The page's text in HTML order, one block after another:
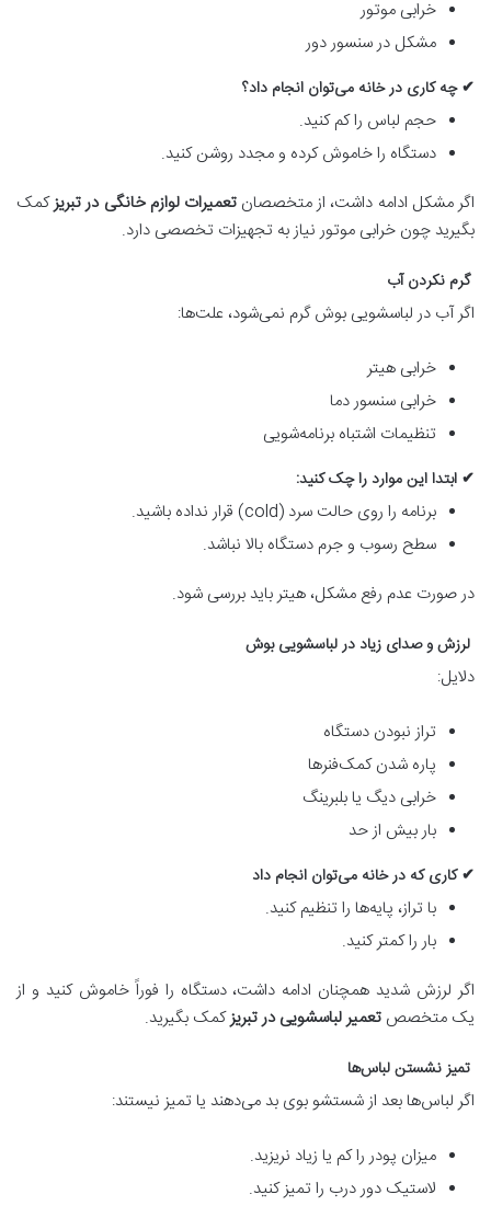
خرابی موتور
مشکل در سنسور دور
✔ چه کاری در خانه می‌توان انجام داد؟
حجم لباس را کم کنید.
دستگاه را خاموش کرده و مجدد روشن کنید.
اگر مشکل ادامه داشت، از متخصصانتعمیرات لوازم خانگی در تبریزکمک
بگیرید چون خرابی موتور نیاز به تجهیزات تخصصی دارد.
گرم نکردن آب
اگر آب در لباسشویی بوش گرم نمی‌شود، علت‌ها:
خرابی هیتر
خرابی سنسور دما
تنظیمات اشتباه برنامه‌شویی
✔ ابتدا این موارد را چک کنید:
برنامه را روی حالت سرد (cold) قرار نداده باشید.
سطح رسوب و جرم دستگاه بالا نباشد.
در صورت عدم رفع مشکل، هیتر باید بررسی شود.
لرزش و صدای زیاد در لباسشویی بوش
دلایل:
تراز نبودن دستگاه
پاره شدن کمک‌فنرها
خرابی دیگ یا بلبرینگ
بار بیش از حد
✔ کاری که در خانه می‌توان انجام داد
با تراز، پایه‌ها را تنظیم کنید.
بار را کمتر کنید.
اگر لرزش شدید همچنان ادامه داشت، دستگاه را فوراً خاموش کنید و از
یک متخصص تعمیر لباسشویی در تبریزکمک بگیرید.
تمیز نشستن لباس‌ها
اگر لباس‌ها بعد از شستشو بوی بد می‌دهند یا تمیز نیستند:
میزان پودر را کم یا زیاد نریزید.
لاستیک دور درب را تمیز کنید.